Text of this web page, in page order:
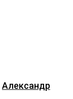
Александр